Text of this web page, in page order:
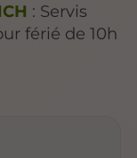
: Servis
férié de 10h